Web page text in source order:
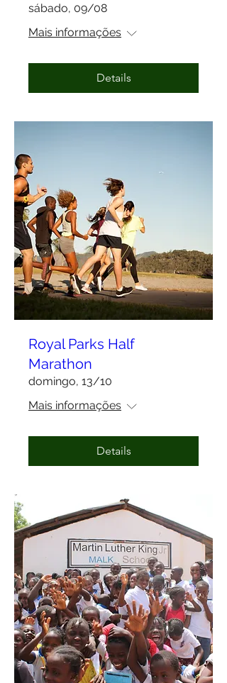
sábado, 09/08
Mais informações
Details
Royal Parks Half
Marathon
domingo, 13/10
Mais informações
Details